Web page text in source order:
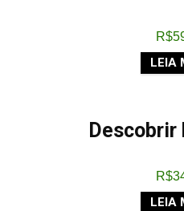
R$
LEIA
R$
LEIA